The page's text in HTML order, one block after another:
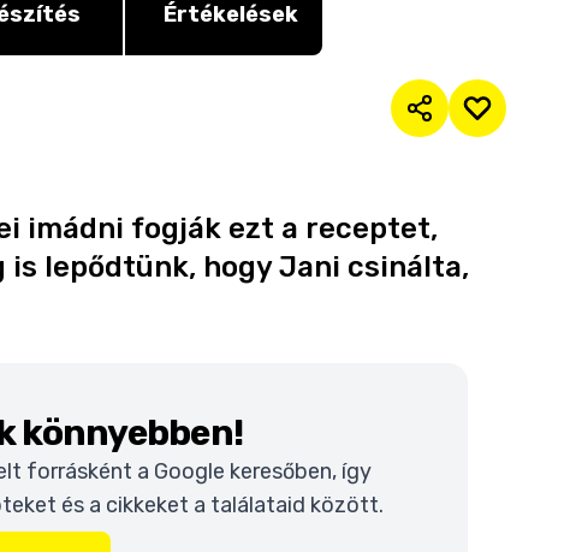
Értékelések
imádni fogják ezt a receptet,
is lepődtünk, hogy Jani csinálta,
könnyebben!
forrásként a Google keresőben, így
és a cikkeket a találataid között.